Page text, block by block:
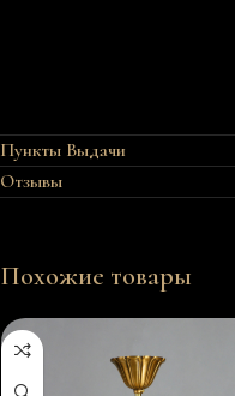
Пункты Выдачи
Отзывы
Похожие товары